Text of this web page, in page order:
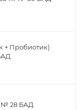
+ Пробиотик)
№ 28 БАД